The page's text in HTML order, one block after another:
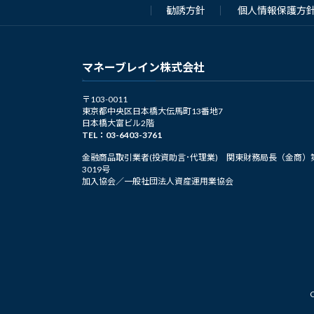
ペ
ジ
送
り
勧誘方針 個人情報保護方
マネーブレイン株式会社
〒103-0011
東京都中央区日本橋大伝馬町13番地7
日本橋大富ビル2階
TEL：03-6403-3761
金融商品取引業者(投資助言･代理業) 関東財務局長（金商）
3019号
加入協会／一般社団法人資産運用業協会